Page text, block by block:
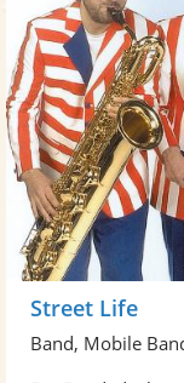
Street Life
Band, Mobile